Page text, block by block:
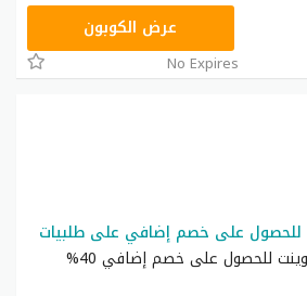
ASMARعرض الكوبون
No Expires
للحصول على خصم إضافي على طلبيات
أحدث رمز ترويجي سنتربوينت للحصول على خصم إضافي 40%